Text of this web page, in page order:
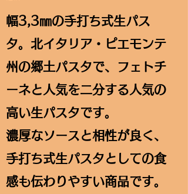
​​幅3,3㎜の手打ち式生パス
タ。北イタリア・ピエモンテ
州の郷土パスタで、フェトチ
ーネと人気を二分する人気の
高い生パスタです。
濃厚なソースと相性が良く、
手打ち式生パスタとしての食
感も伝わりやすい商品です。